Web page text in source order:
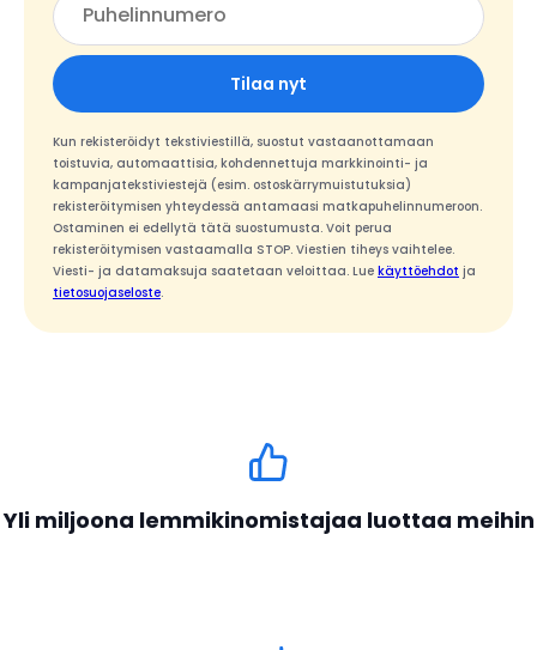
Tilaa nyt
Kun rekisteröidyt tekstiviestillä, suostut vastaanottamaan
toistuvia, automaattisia, kohdennettuja markkinointi- ja
kampanjatekstiviestejä (esim. ostoskärrymuistutuksia)
rekisteröitymisen yhteydessä antamaasi matkapuhelinnumeroon.
Ostaminen ei edellytä tätä suostumusta. Voit perua
rekisteröitymisen vastaamalla STOP. Viestien tiheys vaihtelee.
Viesti- ja datamaksuja saatetaan veloittaa. Lue käyttöehdot ja
tietosuojaseloste.
Yli miljoona lemmikinomistajaa luottaa meihin